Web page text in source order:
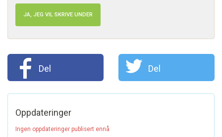
JA, JEG VIL SKRIVE UNDER
Del Del
Oppdateringer
Ingen oppdateringer publisert ennå